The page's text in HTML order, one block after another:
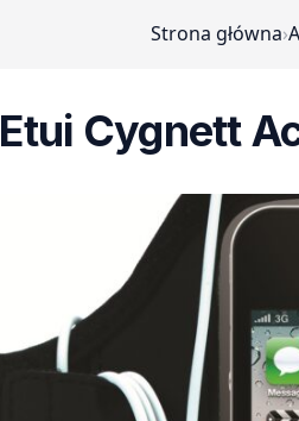
Strona główna›
Etui Cygnett